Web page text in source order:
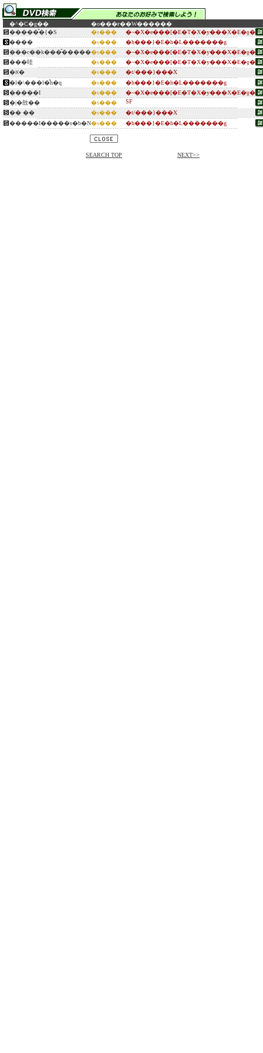
�^�C�g�� �o���ғ��W������
�����̎�{�S
�s���
�~�X�e���[�E�T�X�y���X�E�ƍ�
����
�s���
�h���}�E�h�L�������g
���c��k���̎������s���
�~�X�e���[�E�T�X�y���X�E�ƍ�
���哇
�s���
�~�X�e���[�E�T�X�y���X�E�ƍ�
�א�
�s���
�t/���}���X
�l�\���l�̎h�q
�s���
�h���}�E�h�L�������g
�����I
�s���
�~�X�e���[�E�T�X�y���X�E�ƍ�
�|�敨��
�s���
SF
�� ��
�s���
�t/���}���X
�����I�����s�b�N�s��� �h���}�E�h�L�������g
SEARCH TOP NEXT>>